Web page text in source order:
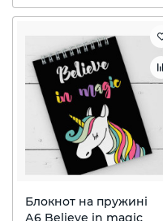
Блокнот на пружині
А6 Believe in magic